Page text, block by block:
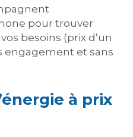
pour trouver
besoins (prix d’un
engagement et sans
à prix